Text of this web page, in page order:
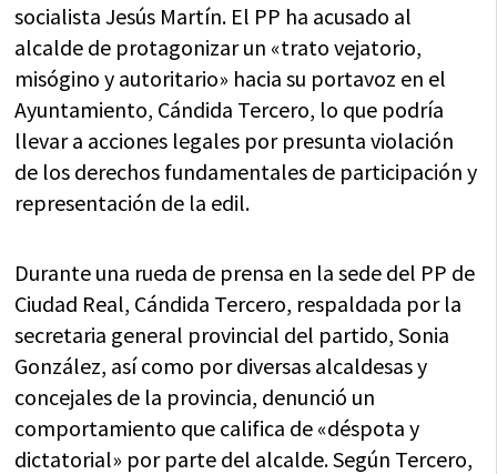
socialista Jesús Martín. El PP ha acusado al
alcalde de protagonizar un «trato vejatorio,
misógino y autoritario» hacia su portavoz en el
Ayuntamiento, Cándida Tercero, lo que podría
llevar a acciones legales por presunta violación
de los derechos fundamentales de participación y
representación de la edil.
Durante una rueda de prensa en la sede del PP de
Ciudad Real, Cándida Tercero, respaldada por la
secretaria general provincial del partido, Sonia
González, así como por diversas alcaldesas y
concejales de la provincia, denunció un
comportamiento que califica de «déspota y
dictatorial» por parte del alcalde. Según Tercero,